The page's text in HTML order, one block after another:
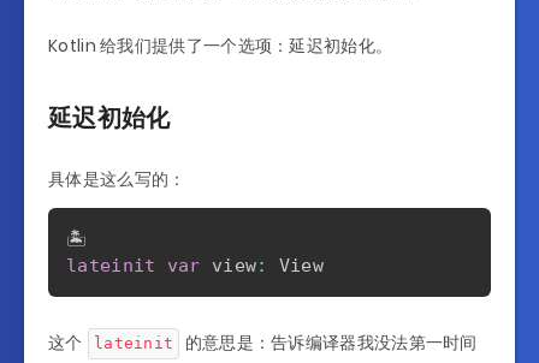
Kotlin 给我们提供了一个选项：延迟初始化。
延迟初始化
具体是这么写的：
lateinit
var view: View
这个 lateinit
的意思是：告诉编译器我没法第一时间